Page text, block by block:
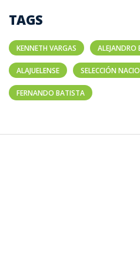
TAGS
KENNETH VARGAS ALEJANDRO
ALAJUELENSE SELECCIÓN
FERNANDO BATISTA